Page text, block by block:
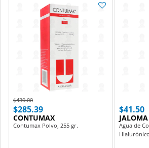
Price reduced from
$430.00to
$285.39
CONTUMAX
Contumax Polvo, 255 gr.
$41.50
JALOMA
Agua de